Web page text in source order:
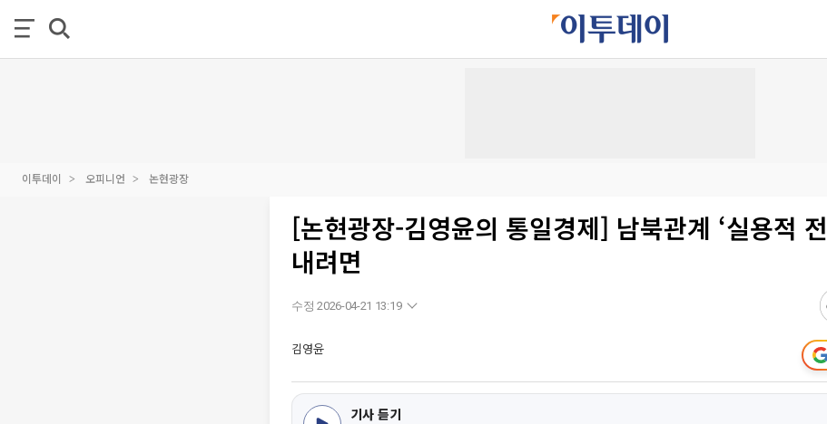
이투데이 오피니언 논현광장
[논현광장-김영윤의 통일경제] 남북관계 ‘실용적
내려면
수정 2026-04-21 13:19
김영윤
기사 듣기